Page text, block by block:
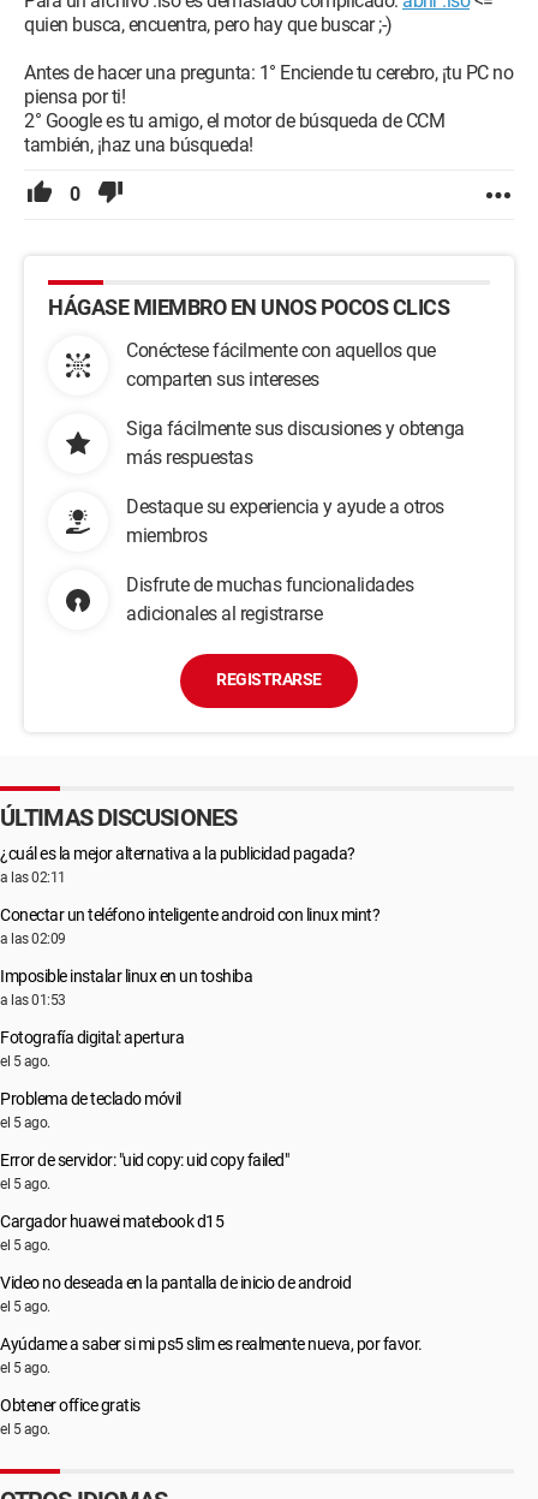
quien busca, encuentra, pero hay que buscar ;-)
Antes de hacer una pregunta: 1° Enciende tu cerebro, ¡tu PC no
piensa por ti!
2° Google es tu amigo, el motor de búsqueda de CCM
también, ¡haz una búsqueda!
0
HÁGASE MIEMBRO EN UNOS POCOS CLICS
Conéctese fácilmente con aquellos que
comparten sus intereses
Siga fácilmente sus discusiones y obtenga
más respuestas
Destaque su experiencia y ayude a otros
miembros
Disfrute de muchas funcionalidades
adicionales al registrarse
REGISTRARSE
ÚLTIMAS DISCUSIONES
¿cuál es la mejor alternativa a la publicidad pagada?
a las 02:11
Conectar un teléfono inteligente android con linux mint?
a las 02:09
Imposible instalar linux en un toshiba
a las 01:53
Fotografía digital: apertura
el 5 ago.
Problema de teclado móvil
el 5 ago.
Error de servidor: "uid copy: uid copy failed"
el 5 ago.
Cargador huawei matebook d15
el 5 ago.
Video no deseada en la pantalla de inicio de android
el 5 ago.
Ayúdame a saber si mi ps5 slim es realmente nueva, por favor.
el 5 ago.
Obtener office gratis
el 5 ago.